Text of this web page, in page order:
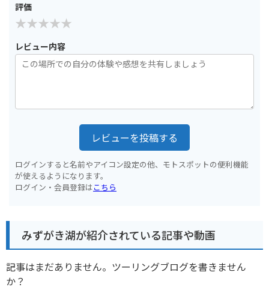
評価
レビュー内容
レビューを投稿する
ログインすると名前やアイコン設定の他、モトスポットの便利機能
が使えるようになります。
ログイン・会員登録はこちら
みずがき湖が紹介されている記事や動画
記事はまだありません。ツーリングブログを書きません
か？